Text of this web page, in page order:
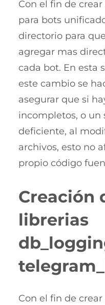
Con el fin de
para bots
directorio para
agregar mas
cada bot. En esta
este cambio se
asegurar que si
incompletos, o un
deficiente, al
archivos, esto no
propio código
Creación
librerias
Con el fin de